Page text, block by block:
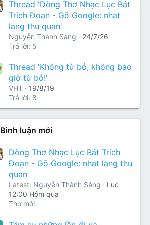
Thread 'Dòng Thơ Nhạc Lục Bát
Trích Đoạn - Gõ Google: nhat
lang thu quan'
Nguyễn Thành Sáng
24/7/26
Trả lời: 5
Thread 'Không từ bỏ, không bao
giờ từ bỏ!'
VHT
19/8/19
Trả lời: 8
Bình luận mới
Dòng Thơ Nhạc Lục Bát Trích
Đoạn - Gõ Google: nhat lang thu
quan
Latest: Nguyễn Thành Sáng
Lúc
12:00 Hôm qua
Thơ mới